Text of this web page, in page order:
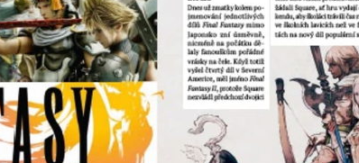
DELIVERANCE
ESPORT
CHUCK
NORRIS